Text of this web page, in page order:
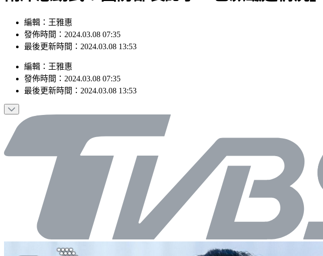
編輯：王雅惠
發佈時間：2024.03.08 07:35
最後更新時間：2024.03.08 13:53
編輯 ： 王雅惠
發佈時間： 2024.03.08 07:35
最後更新時間： 2024.03.08 13:53